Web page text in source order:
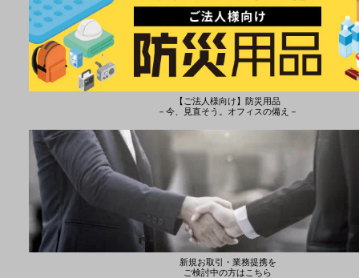
【ご法人様向け】防災用品
－今、見直そう。オフィスの備え－
新規お取引・業務提携を
ご検討中の方はこちら